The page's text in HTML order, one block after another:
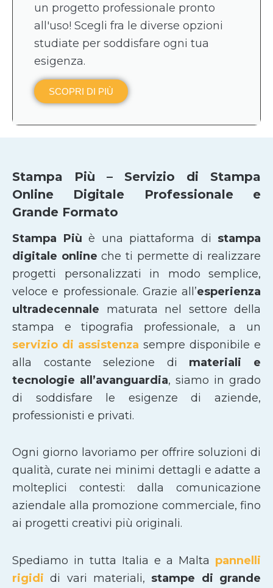
un progetto professionale pronto
all'uso! Scegli fra le diverse opzioni
studiate per soddisfare ogni tua
esigenza.
SCOPRI DI PIÙ
Stampa Più – Servizio di Stampa
Online Digitale Professionale e
Grande Formato
Stampa Più è una piattaforma di stampa
digitale online che ti permette di realizzare
progetti personalizzati in modo semplice,
veloce e professionale. Grazie all’esperienza
ultradecennale maturata nel settore della
stampa e tipografia professionale, a un
servizio di assistenza sempre disponibile e
alla costante selezione di materiali e
tecnologie all’avanguardia, siamo in grado
di soddisfare le esigenze di aziende,
professionisti e privati.
Ogni giorno lavoriamo per offrire soluzioni di
qualità, curate nei minimi dettagli e adatte a
molteplici contesti: dalla comunicazione
aziendale alla promozione commerciale, fino
ai progetti creativi più originali.
Spediamo in tutta Italia e a Malta pannelli
rigididi vari materiali, stampe di grande